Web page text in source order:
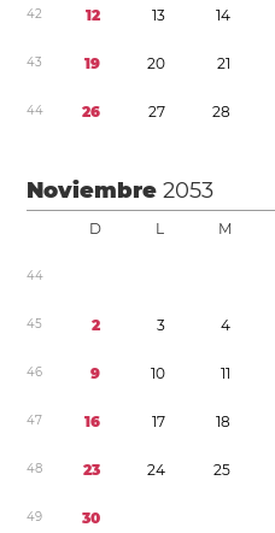
42 12 13 14
43 19 20 21
44 26 27 28
Noviembre2053
D L M
44
45 2 3 4
46 9 10 11
47 16 17 18
48 23 24 25
49 30